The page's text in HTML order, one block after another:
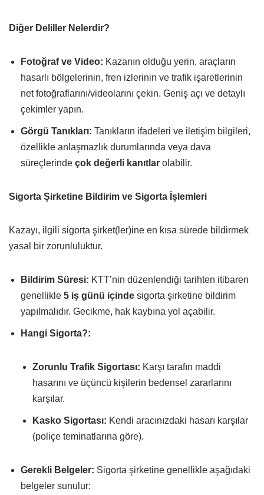
Diğer Deliller Nelerdir?
Fotoğraf ve Video: Kazanın olduğu yerin, araçların
hasarlı bölgelerinin, fren izlerinin ve trafik işaretlerinin
net fotoğraflarını/videolarını çekin. Geniş açı ve detaylı
çekimler yapın.
Görgü Tanıkları: Tanıkların ifadeleri ve iletişim bilgileri,
özellikle anlaşmazlık durumlarında veya dava
süreçlerinde çok değerli kanıtlar olabilir.
Sigorta Şirketine Bildirim ve Sigorta İşlemleri
Kazayı, ilgili sigorta şirket(ler)ine en kısa sürede bildirmek
yasal bir zorunluluktur.
Bildirim Süresi: KTT’nin düzenlendiği tarihten itibaren
genellikle 5 iş günü içinde sigorta şirketine bildirim
yapılmalıdır. Gecikme, hak kaybına yol açabilir.
Hangi Sigorta?:
Zorunlu Trafik Sigortası: Karşı tarafın maddi
hasarını ve üçüncü kişilerin bedensel zararlarını
karşılar.
Kasko Sigortası: Kendi aracınızdaki hasarı karşılar
(poliçe teminatlarına göre).
Gerekli Belgeler: Sigorta şirketine genellikle aşağıdaki
belgeler sunulur: